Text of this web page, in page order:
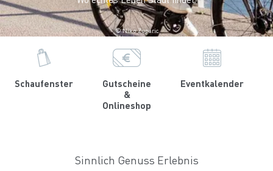
© Niko Zuparic
Schaufenster
Gutscheine
&
Onlineshop
Eventkalender
Sinnlich Genuss Erlebnis